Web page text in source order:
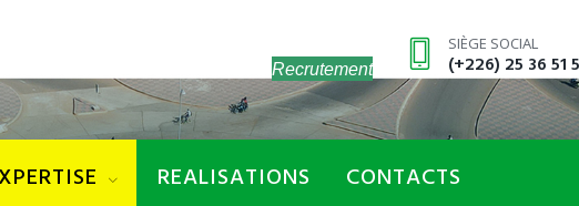
SIÈGE SOCIAL
(+226) 25 36 51
Recrutement
REALISATIONS CONTACTS